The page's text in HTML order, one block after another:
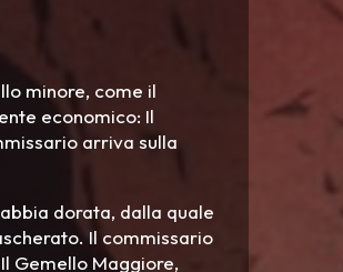
minore, come il
economico: Il
arriva sulla
dorata, dalla quale
Il commissario
Gemello Maggiore,